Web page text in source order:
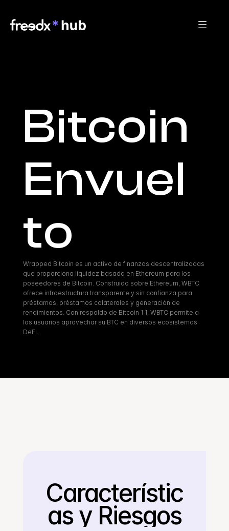
Bitcoin
Envuel
to
Wrapped Bitcoin es un activo de finanzas descentralizadas
que proporciona liquidez basada en Ethereum para los
poseedores de Bitcoin. Construido sobre Ethereum, WBTC
ofrece infraestructura transparente y sin confianza para
préstamos, préstamos colaterales y generación de
rendimientos. Con respaldo de Bitcoin 1:1, WBTC permite a
los usuarios aprovechar su BTC en diversos ecosistemas
DeFi.
Regresar
Característic
as y Riesgos